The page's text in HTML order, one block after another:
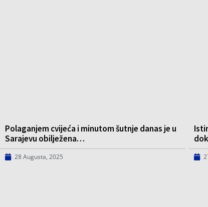
Polaganjem cvijeća i minutom šutnje danas je u
Sarajevu obilježena…
28 Augusta, 2025